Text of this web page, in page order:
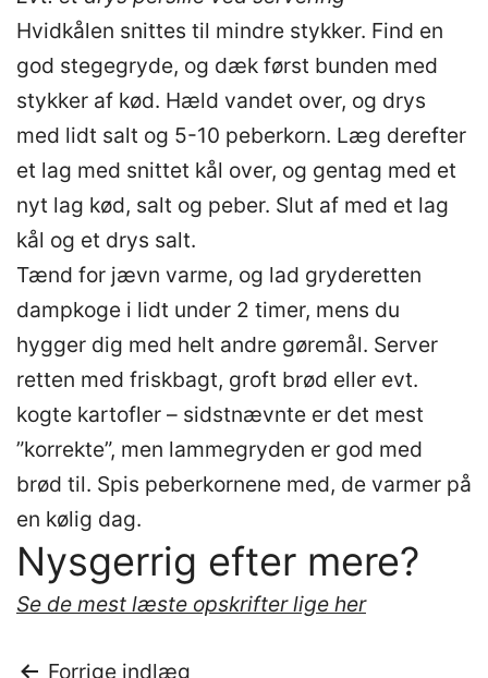
Hvidkålen snittes til mindre stykker. Find en
god stegegryde, og dæk først bunden med
stykker af kød. Hæld vandet over, og drys
med lidt salt og 5-10 peberkorn. Læg derefter
et lag med snittet kål over, og gentag med et
nyt lag kød, salt og peber. Slut af med et lag
kål og et drys salt.
Tænd for jævn varme, og lad gryderetten
dampkoge i lidt under 2 timer, mens du
hygger dig med helt andre gøremål. Server
retten med friskbagt, groft brød eller evt.
kogte kartofler – sidstnævnte er det mest
”korrekte”, men lammegryden er god med
brød til. Spis peberkornene med, de varmer på
en kølig dag.
Nysgerrig efter mere?
Se de mest læste opskrifter lige her
Forrige indlæg